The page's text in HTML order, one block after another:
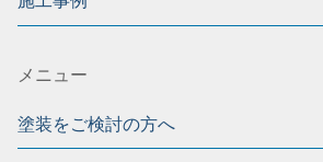
メニュー
塗装をご検討の方へ